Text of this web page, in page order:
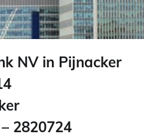
NV in Pijnacker
2820724